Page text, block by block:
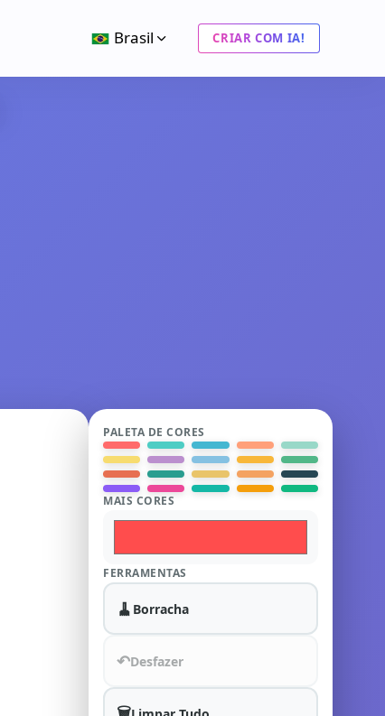
Brasil CRIAR COM IA!
PALETA DE CORES
MAIS CORES
FERRAMENTAS
🧹 Borracha
↶Desfazer